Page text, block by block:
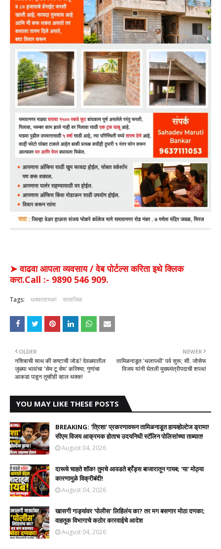
➤ वाढवा आपला व्यवसाय / वेब पोर्टल्स करिता इथे क्लिक
करा.Call :- 9890 546 909.
Tags: धक्कादायक! सामाजिक
NEWER
तामिळनाडूत 'थलापथी' पर्व सुरू; सी. जोसेफ
विजय यांनी घेतली मुख्यमंत्रीपदाची शपथ!
OLDER
नशिबाची साथ की कष्टाची जोड? देवळ्यातील
जुळ्या भावांचा 'सेम टू सेम' करिश्मा; गुणांचा
आकडा पाहून तुम्हीही व्हाल थक्क!
YOU MAY LIKE THESE POSTS
BREAKING: 'त्रिशा' प्रकरणावरून तामिळनाडूत हायव्होल्टेज ड्रामा!
सीएम विजय आक्रमक होताच उदयनिधी स्टॅलिन पोलिसांच्या ताब्यात!
August 04, 2026
दारूचे चाहते शॉक! तुमचे आवडते ब्रँड्स बाजारातून गायब; 'या' मोठ्या
कारणामुळे विक्रीबंदी!
August 04, 2026
खासगी गाड्यांवर 'पोलीस' लिहिलंय का? तर मग बसणार मोठा दणका;
वाहतूक विभागाचे कठोर कारवाईचे आदेश
August 04, 2026